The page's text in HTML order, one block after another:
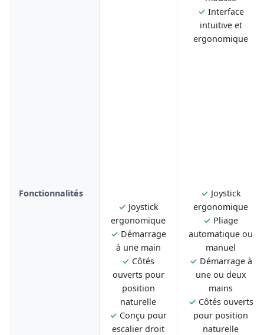
✓ Interface
intuitive et
ergonomique
Fonctionnalités
✓ Joystick
ergonomique
✓ Démarrage
à une main
✓ Côtés
ouverts pour
position
naturelle
✓ Conçu pour
escalier droit
✓ Joystick
ergonomique
✓ Pliage
automatique ou
manuel
✓ Démarrage à
une ou deux
mains
✓ Côtés ouverts
pour position
naturelle